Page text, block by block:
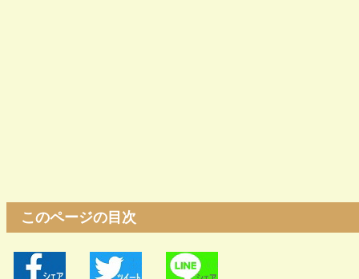
このページの目次